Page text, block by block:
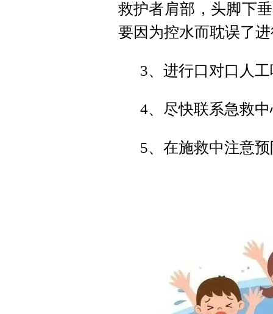
救护者肩部，头脚下
要因为控水而耽误了
3、进行口对口人
4、尽快联系急救
5、在施救中注意